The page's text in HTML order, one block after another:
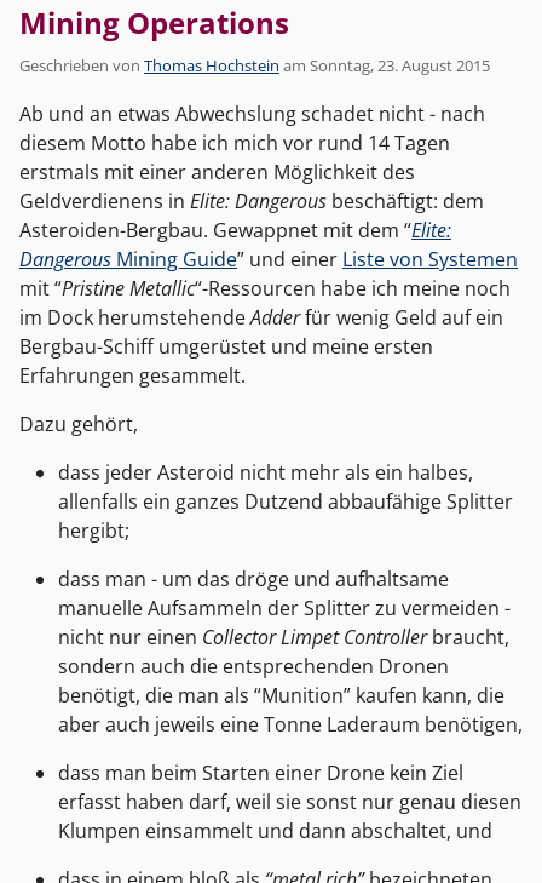
Mining Operations
Geschrieben von Thomas Hochstein am Sonntag, 23. August 2015
Ab und an etwas Abwechslung schadet nicht - nach
diesem Motto habe ich mich vor rund 14 Tagen
erstmals mit einer anderen Möglichkeit des
Geldverdienens in Elite: Dangerous beschäftigt: dem
Asteroiden-Bergbau. Gewappnet mit dem “Elite:
Dangerous Mining Guide” und einer Liste von Systemen
mit “Pristine Metallic“-Ressourcen habe ich meine noch
im Dock herumstehendeAdderfür wenig Geld auf ein
Bergbau-Schiff umgerüstet und meine ersten
Erfahrungen gesammelt.
Dazu gehört,
dass jeder Asteroid nicht mehr als ein halbes,
allenfalls ein ganzes Dutzend abbaufähige Splitter
hergibt;
dass man - um das dröge und aufhaltsame
manuelle Aufsammeln der Splitter zu vermeiden -
nicht nur einen Collector Limpet Controllerbraucht,
sondern auch die entsprechenden Dronen
benötigt, die man als “Munition” kaufen kann, die
aber auch jeweils eine Tonne Laderaum benötigen,
dass man beim Starten einer Drone kein Ziel
erfasst haben darf, weil sie sonst nur genau diesen
Klumpen einsammelt und dann abschaltet, und